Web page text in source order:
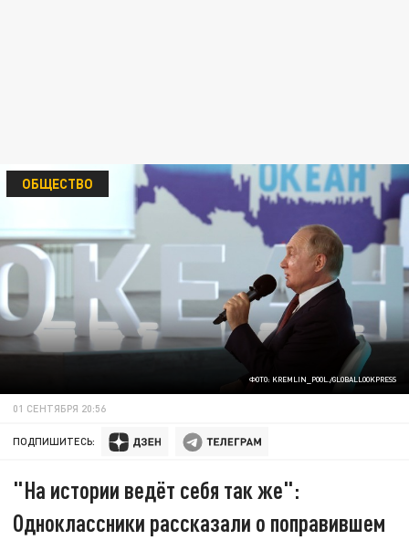
ФОТО: KREMLIN_POOL./GLOBALLOOKPRESS
ОБЩЕСТВО
01 СЕНТЯБРЯ 20:56
ПОДПИШИТЕСЬ:
"На истории ведёт себя так же":
Одноклассники рассказали о поправившем